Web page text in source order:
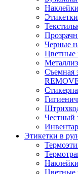
Черные
Цветные
Съемная
Честный
Этикетки в
Цветные